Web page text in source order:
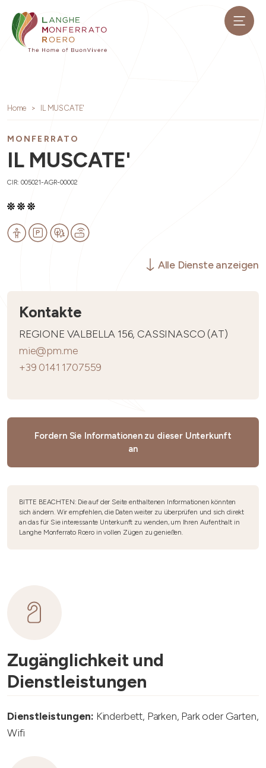
Home IL MUSCATE'
MONFERRATO
IL MUSCATE'
CIR: 005021-AGR-00002
Alle Dienste anzeigen
Kontakte
REGIONE VALBELLA 156, CASSINASCO (AT)
mie@pm.me
+39 0141 1707559
Fordern Sie Informationen zu dieser Unterkunft
an
BITTE BEACHTEN: Die auf der Seite enthaltenen Informationen könnten
sich ändern. Wir empfehlen, die Daten weiter zu überprüfen und sich direkt
an das für Sie interessante Unterkunft zu wenden, um Ihren Aufenthalt in
Langhe Monferrato Roero in vollen Zügen zu genießen.
Zugänglichkeit und
Dienstleistungen
Dienstleistungen: Kinderbett, Parken, Park oder Garten,
Wifi